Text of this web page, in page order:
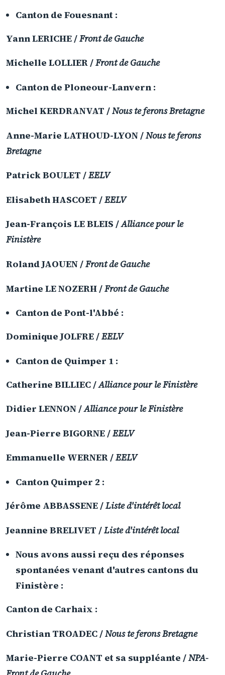
Canton de Fouesnant :
Yann LERICHE /Front de Gauche
Michelle LOLLIER /Front de Gauche
Canton de Ploneour-Lanvern :
Michel KERDRANVAT /Nous te ferons Bretagne
Anne-Marie LATHOUD-LYON /Nous te ferons
Bretagne
Patrick BOULET /EELV
Elisabeth HASCOET /EELV
Jean-François LE BLEIS /Alliance pour le
Finistère
Roland JAOUEN /Front de Gauche
Martine LE NOZERH /Front de Gauche
Canton de Pont-l'Abbé :
Dominique JOLFRE /EELV
Canton de Quimper 1 :
Catherine BILLIEC /Alliance pour le Finistère
Didier LENNON /Alliance pour le Finistère
Jean-Pierre BIGORNE /EELV
Emmanuelle WERNER /EELV
Canton Quimper 2 :
Jérôme ABBASSENE /Liste d'intérêt local
Jeannine BRELIVET /Liste d'intérêt local
Nous avons aussi reçu des réponses
spontanées venant d'autres cantons du
Finistère :
Canton de Carhaix :
Christian TROADEC /Nous te ferons Bretagne
Marie-Pierre COANT et sa suppléante /NPA-